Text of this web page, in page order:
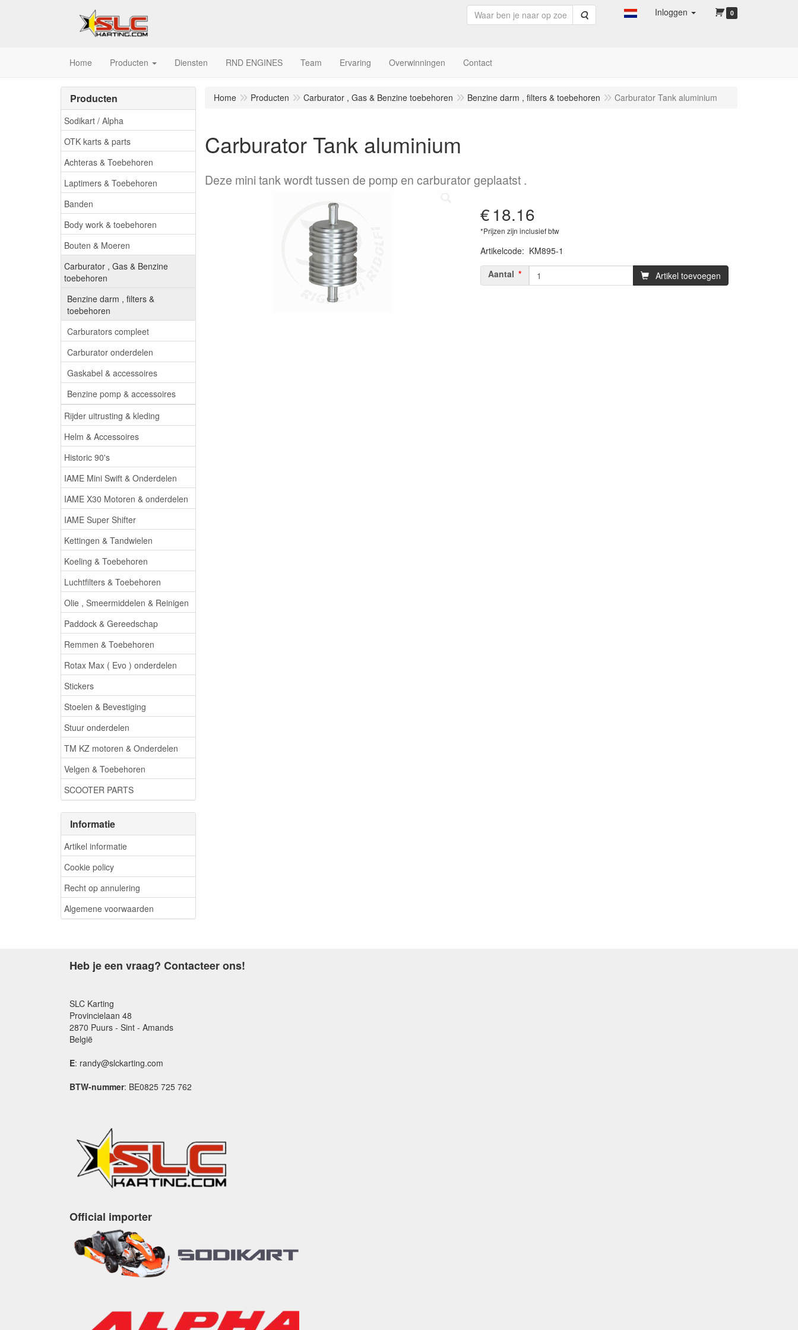
Zoeken Inloggen 0
Home Producten Diensten RND ENGINES Team Ervaring Overwinningen Contact
Producten
Sodikart / Alpha
OTK karts & parts
Achteras & Toebehoren
Laptimers & Toebehoren
Banden
Body work & toebehoren
Bouten & Moeren
Carburator , Gas & Benzine
toebehoren
Benzine darm , filters &
toebehoren
Carburators compleet
Carburator onderdelen
Gaskabel & accessoires
Benzine pomp & accessoires
Rijder uitrusting & kleding
Helm & Accessoires
Historic 90's
IAME Mini Swift & Onderdelen
IAME X30 Motoren & onderdelen
IAME Super Shifter
Kettingen & Tandwielen
Koeling & Toebehoren
Luchtfilters & Toebehoren
Olie , Smeermiddelen & Reinigen
Paddock & Gereedschap
Remmen & Toebehoren
Rotax Max ( Evo ) onderdelen
Stickers
Stoelen & Bevestiging
Stuur onderdelen
TM KZ motoren & Onderdelen
Velgen & Toebehoren
SCOOTER PARTS
Informatie
Artikel informatie
Cookie policy
Recht op annulering
Algemene voorwaarden
Home Producten Carburator , Gas & Benzine toebehoren Benzine darm , filters & toebehoren Carburator Tank aluminium
Carburator Tank aluminium
Deze mini tank wordt tussen de pomp en carburator geplaatst .
€18.16
*Prijzen zijn inclusief btw
Artikelcode: KM895-1
Aantal
Artikel toevoegen
Heb je een vraag? Contacteer ons!
SLC Karting
Provincielaan 48
2870 Puurs - Sint - Amands
België
E: randy@slckarting.com
BTW-nummer: BE0825 725 762
Official importer